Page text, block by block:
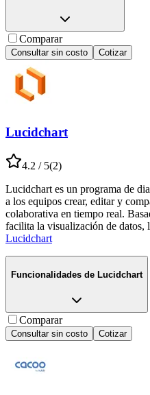
Comparar
Consultar sin costo Cotizar
Lucidchart
4.2 / 5(2)
Lucidchart es un programa de
a los equipos crear, editar y
colaborativa en tiempo real.
facilita la visualización de datos,
Lucidchart
Funcionalidades de Lucidchart
Comparar
Consultar sin costo Cotizar